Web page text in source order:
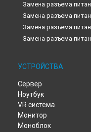
Замена разъема
Замена разъема
Замена разъема
Замена разъема
Замена разъема
Замена разъема
Замена разъема
Замена разъема
Замена разъема
Замена разъема
УСТРОЙСТВА
Сервер
Ноутбук
VR система
Монитор
Моноблок